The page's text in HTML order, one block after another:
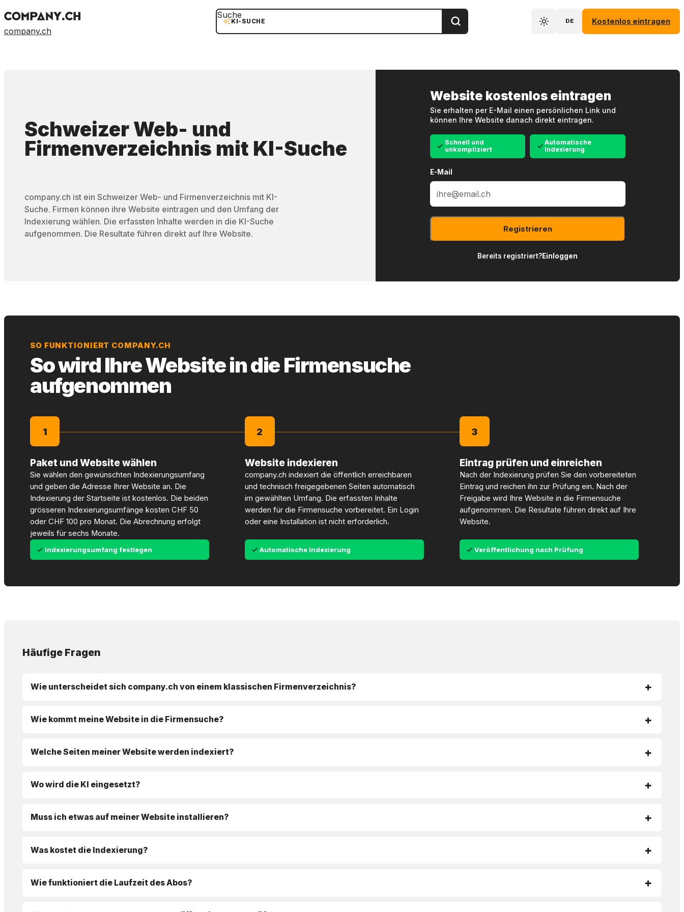
company.ch
KI-SUCHE
Suche
DE Kostenlos eintragen
Schweizer Web- und
Firmenverzeichnis mit KI-Suche
company.ch ist ein Schweizer Web- und Firmenverzeichnis mit KI-
Suche. Firmen können ihre Website eintragen und den Umfang der
Indexierung wählen. Die erfassten Inhalte werden in die KI-Suche
aufgenommen. Die Resultate führen direkt auf Ihre Website.
Website kostenlos eintragen
Sie erhalten per E-Mail einen persönlichen Link und
können Ihre Website danach direkt eintragen.
Schnell und
unkompliziert
Automatische
Indexierung
E-Mail
Registrieren
Bereits registriert?Einloggen
SO FUNKTIONIERT COMPANY.CH
So wird Ihre Website in die Firmensuche
aufgenommen
1
Paket und Website wählen
Sie wählen den gewünschten Indexierungsumfang
und geben die Adresse Ihrer Website an. Die
Indexierung der Startseite ist kostenlos. Die beiden
grösseren Indexierungsumfänge kosten CHF 50
oder CHF 100 pro Monat. Die Abrechnung erfolgt
jeweils für sechs Monate.
Indexierungsumfang festlegen
2
Website indexieren
company.ch indexiert die öffentlich erreichbaren
und technisch freigegebenen Seiten automatisch
im gewählten Umfang. Die erfassten Inhalte
werden für die Firmensuche vorbereitet. Ein Login
oder eine Installation ist nicht erforderlich.
Automatische Indexierung
3
Eintrag prüfen und einreichen
Nach der Indexierung prüfen Sie den vorbereiteten
Eintrag und reichen ihn zur Prüfung ein. Nach der
Freigabe wird Ihre Website in die Firmensuche
aufgenommen. Die Resultate führen direkt auf Ihre
Website.
Veröffentlichung nach Prüfung
Häufige Fragen
Wie unterscheidet sich company.ch von einem klassischen Firmenverzeichnis?
Wie kommt meine Website in die Firmensuche?
Welche Seiten meiner Website werden indexiert?
Wo wird die KI eingesetzt?
Muss ich etwas auf meiner Website installieren?
Was kostet die Indexierung?
Wie funktioniert die Laufzeit des Abos?